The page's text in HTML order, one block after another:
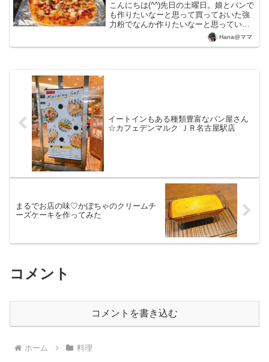
こんにちは(^^)先日の土曜日。娘とパンで
も作りたいなーと思って買っておいた強
力粉でなんか作りたいなーと思っていま
したが、もう15時すぎてるし、簡単に作
れるものないかなーと思い、ピザ作りに
Hana@ママ
イートインもある種類豊富なパン屋さん
☆カフェデンマルク ＪＲ名古屋駅店
まるでお店の味♡かぼちゃのクリームチ
ーズケーキを作ってみた
コメント
コメントを書き込む
ホーム 料理